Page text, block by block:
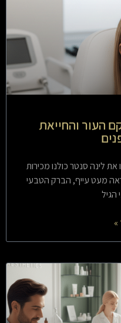
העור והחייאת
את לינה סנטר כולנו מכירות
מעט עייף, הברק הטבעי
הגיל
»